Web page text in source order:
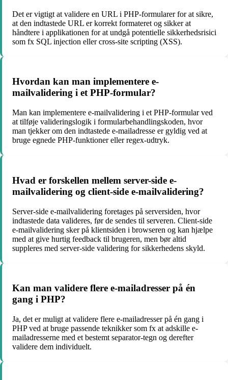
Det er vigtigt at validere en URL i PHP-formularer for at sikre,
at den indtastede URL er korrekt formateret og sikker at
håndtere i applikationen for at undgå potentielle sikkerhedsrisici
som fx SQL injection eller cross-site scripting (XSS).
Hvordan kan man implementere e-
mailvalidering i et PHP-formular?
Man kan implementere e-mailvalidering i et PHP-formular ved
at tilføje valideringslogik i formularbehandlingskoden, hvor
man tjekker om den indtastede e-mailadresse er gyldig ved at
bruge egnede PHP-funktioner eller regex-udtryk.
Hvad er forskellen mellem server-side e-
mailvalidering og client-side e-mailvalidering?
Server-side e-mailvalidering foretages på serversiden, hvor
indtastede data valideres, før de sendes til serveren. Client-side
e-mailvalidering sker på klientsiden i browseren og kan hjælpe
med at give hurtig feedback til brugeren, men bør altid
suppleres med server-side validering for sikkerhedens skyld.
Kan man validere flere e-mailadresser på én
gang i PHP?
Ja, det er muligt at validere flere e-mailadresser på én gang i
PHP ved at bruge passende teknikker som fx at adskille e-
mailadresserne med et bestemt separator-tegn og derefter
validere dem individuelt.